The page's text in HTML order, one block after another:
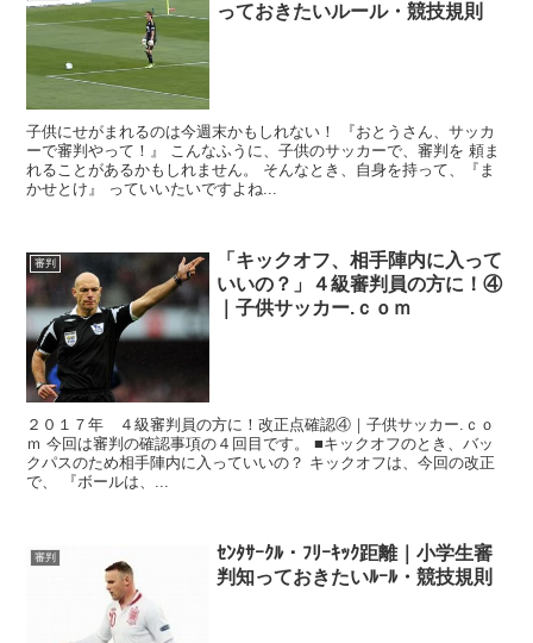
っておきたいルール・競技規則
子供にせがまれるのは今週末かもしれない！ 『おとうさん、サッカ
ーで審判やって！』 こんなふうに、子供のサッカーで、審判を 頼ま
れることがあるかもしれません。 そんなとき、自身を持って、『ま
かせとけ』 っていいたいですよね...
審判
「キックオフ、相手陣内に入って
いいの？」４級審判員の方に！④
｜子供サッカー.ｃｏｍ
２０１７年 ４級審判員の方に！改正点確認④｜子供サッカー.ｃｏ
ｍ 今回は審判の確認事項の４回目です。 ■キックオフのとき、バッ
クパスのため相手陣内に入っていいの？ キックオフは、今回の改正
で、 『ボールは、...
審判
ｾﾝﾀｻｰｸﾙ・ﾌﾘｰｷｯｸ距離｜小学生審
判知っておきたいﾙｰﾙ・競技規則